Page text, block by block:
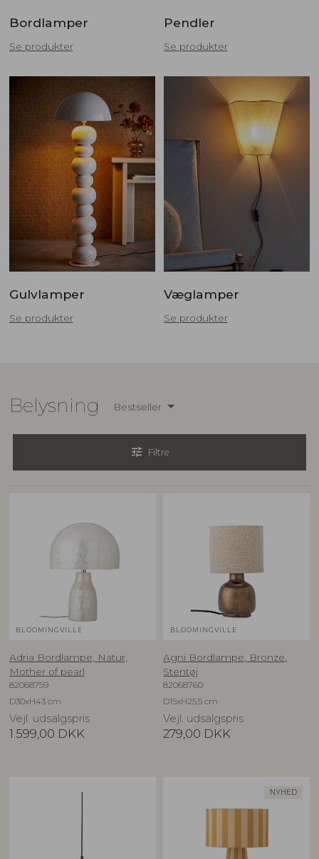
Bordlamper
Se produkter
Pendler
Se produkter
Gulvlamper
Se produkter
Væglamper
Se produkter
Belysning Bestseller
tune Filtre
BLOOMINGVILLE
Adria Bordlampe, Natur,
Mother of pearl
82068759
D30xH43 cm
Vejl. udsalgspris
1.599,00 DKK
BLOOMINGVILLE
Agni Bordlampe, Bronze,
Stentøj
82068760
D15xH25,5 cm
Vejl. udsalgspris
279,00 DKK
NYHED